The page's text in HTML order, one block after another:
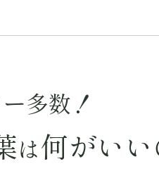
多数！
は何がいい